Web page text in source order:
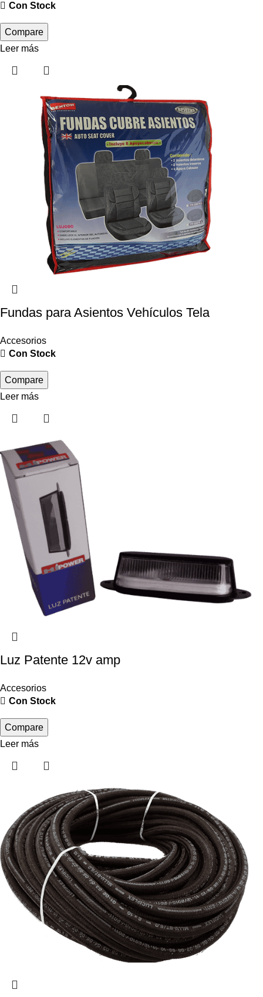
Con Stock
Compare
Leer más
Fundas para Asientos Vehículos Tela
Accesorios
Con Stock
Compare
Leer más
Luz Patente 12v amp
Accesorios
Con Stock
Compare
Leer más